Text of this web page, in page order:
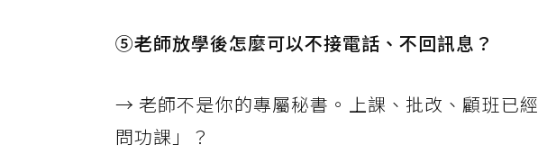
⑤老師放學後怎麼可以不接電話、不回訊息？
→ 老師不是你的專屬秘書。上課、批改、顧班已經
問功課」？